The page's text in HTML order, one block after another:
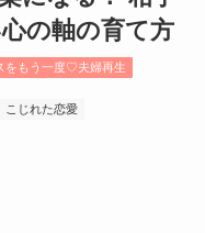
の軸の育て方
をもう一度♡夫婦再生
こじれた恋愛